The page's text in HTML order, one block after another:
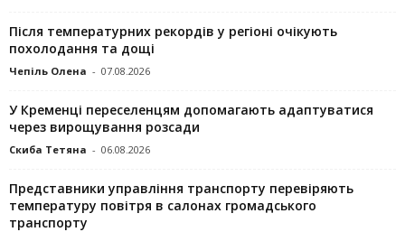
Після температурних рекордів у регіоні очікують
похолодання та дощі
Чепіль Олена - 07.08.2026
У Кременці переселенцям допомагають адаптуватися
через вирощування розсади
Скиба Тетяна - 06.08.2026
Представники управління транспорту перевіряють
температуру повітря в салонах громадського
транспорту